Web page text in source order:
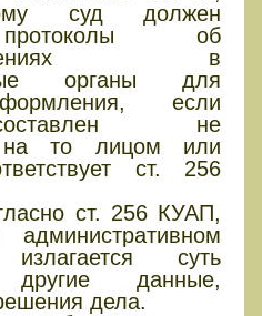
суд должен
об
в
органы для
если
не
на то лицом или
ст. 256
ст. 256 КУАП,
излагается суть
данные,
дела.